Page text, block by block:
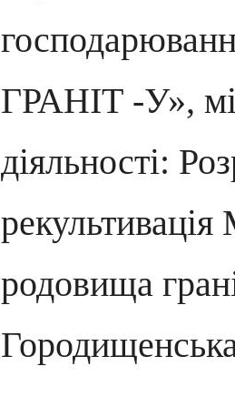
ГРАНІТ -У»,
діяльності:
родовища